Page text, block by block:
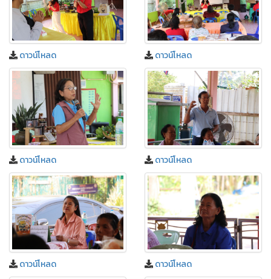
ดาวน์โหลด ดาวน์โหลด
ดาวน์โหลด ดาวน์โหลด
ดาวน์โหลด ดาวน์โหลด